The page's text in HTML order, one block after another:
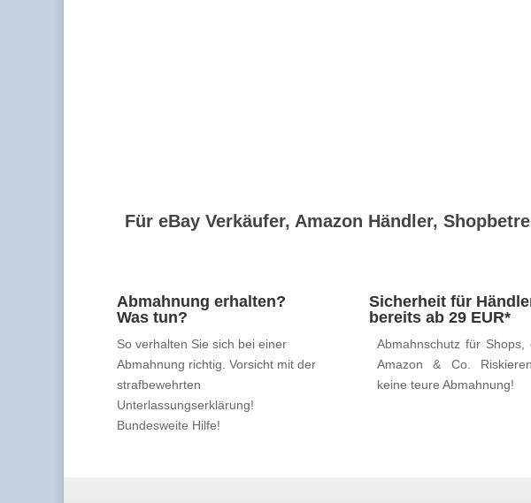
Für eBay Verkäufer, Amazon Händler,
Abmahnung erhalten?
Was tun?
So verhalten Sie sich bei einer
Abmahnung richtig. Vorsicht mit der
strafbewehrten
Unterlassungserklärung!
Bundesweite Hilfe!
Sicherheit für
bereits ab 29 EUR*
Abmahnschutz für Shops,
Amazon & Co.
keine teure Abmahnung!